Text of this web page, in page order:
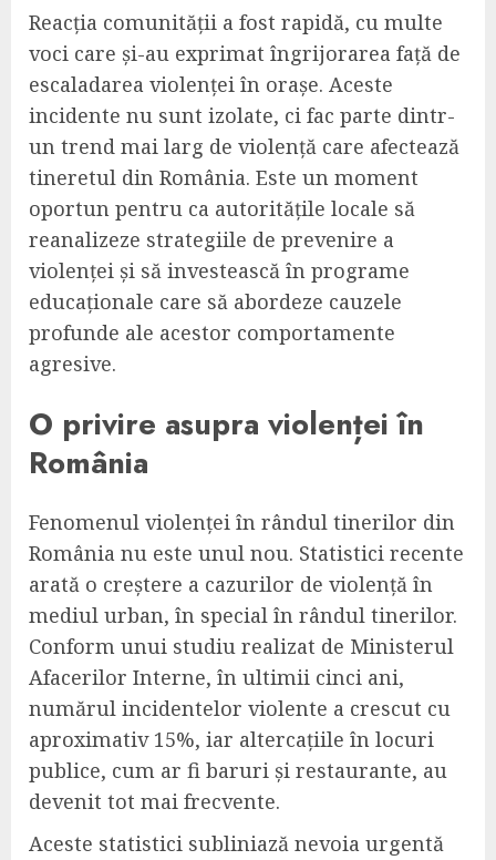
Reacția comunității a fost rapidă, cu multe
voci care și-au exprimat îngrijorarea față de
escaladarea violenței în orașe. Aceste
incidente nu sunt izolate, ci fac parte dintr-
un trend mai larg de violență care afectează
tineretul din România. Este un moment
oportun pentru ca autoritățile locale să
reanalizeze strategiile de prevenire a
violenței și să investească în programe
educaționale care să abordeze cauzele
profunde ale acestor comportamente
agresive.
O privire asupra violenței în
România
Fenomenul violenței în rândul tinerilor din
România nu este unul nou. Statistici recente
arată o creștere a cazurilor de violență în
mediul urban, în special în rândul tinerilor.
Conform unui studiu realizat de Ministerul
Afacerilor Interne, în ultimii cinci ani,
numărul incidentelor violente a crescut cu
aproximativ 15%, iar altercațiile în locuri
publice, cum ar fi baruri și restaurante, au
devenit tot mai frecvente.
Aceste statistici subliniază nevoia urgentă